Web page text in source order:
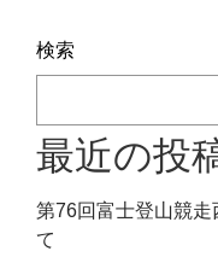
検索
最近の投
第76回富士登山競
て